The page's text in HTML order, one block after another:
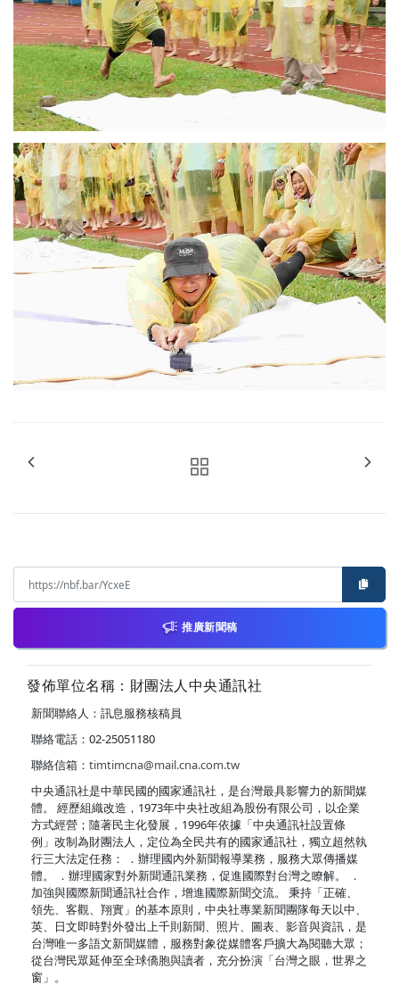
推廣新聞稿
發佈單位名稱：財團法人中央通訊社
新聞聯絡人：訊息服務核稿員
聯絡電話：02-25051180
聯絡信箱： timtimcna@mail.cna.com.tw
中央通訊社是中華民國的國家通訊社，是台灣最具影響力的新聞媒
體。 經歷組織改造，1973年中央社改組為股份有限公司，以企業
方式經營；隨著民主化發展，1996年依據「中央通訊社設置條
例」改制為財團法人，定位為全民共有的國家通訊社，獨立超然執
行三大法定任務： ．辦理國內外新聞報導業務，服務大眾傳播媒
體。 ．辦理國家對外新聞通訊業務，促進國際對台灣之瞭解。 ．
加強與國際新聞通訊社合作，增進國際新聞交流。 秉持「正確、
領先、客觀、翔實」的基本原則，中央社專業新聞團隊每天以中、
英、日文即時對外發出上千則新聞、照片、圖表、影音與資訊，是
台灣唯一多語文新聞媒體，服務對象從媒體客戶擴大為閱聽大眾；
從台灣民眾延伸至全球僑胞與讀者，充分扮演「台灣之眼，世界之
窗」。